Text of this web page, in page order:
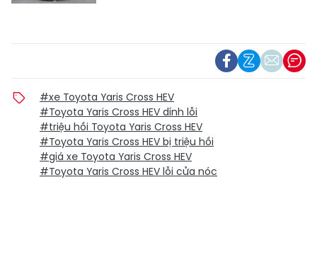
#xe Toyota Yaris Cross HEV
#Toyota Yaris Cross HEV dính lỗi
#triệu hồi Toyota Yaris Cross HEV
#Toyota Yaris Cross HEV bị triệu hồi
#giá xe Toyota Yaris Cross HEV
#Toyota Yaris Cross HEV lỗi cửa nóc